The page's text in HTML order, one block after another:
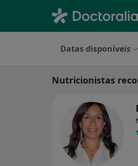
Datas disponíveis
Nutricionistas